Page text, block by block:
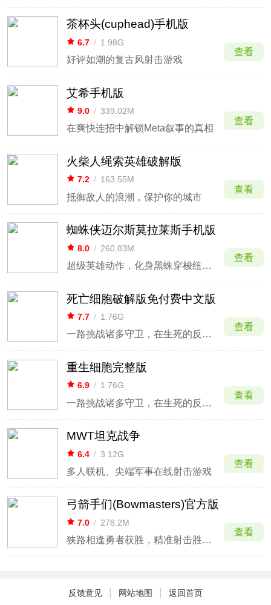
茶杯头(cuphead)手机版
6.7 / 1.98G
好评如潮的复古风射击游戏
查看
艾希手机版
9.0 / 339.02M
在爽快连招中解锁Meta叙事的真相
查看
火柴人绳索英雄破解版
7.2 / 163.55M
抵御敌人的浪潮，保护你的城市
查看
蜘蛛侠迈尔斯莫拉莱斯手机版
8.0 / 260.83M
超级英雄动作，化身黑蛛穿梭纽约高楼。
查看
死亡细胞破解版免付费中文版
7.7 / 1.76G
一路挑战诸多守卫，在生死的反复轮回中探索
查看
重生细胞完整版
6.9 / 1.76G
一路挑战诸多守卫，在生死的反复轮回中探索
查看
MWT坦克战争
6.4 / 3.12G
多人联机、尖端军事在线射击游戏
查看
弓箭手们(Bowmasters)官方版
7.0 / 278.2M
狭路相逢勇者获胜，精准射击胜负即分
查看
反馈意见 网站地图 返回首页